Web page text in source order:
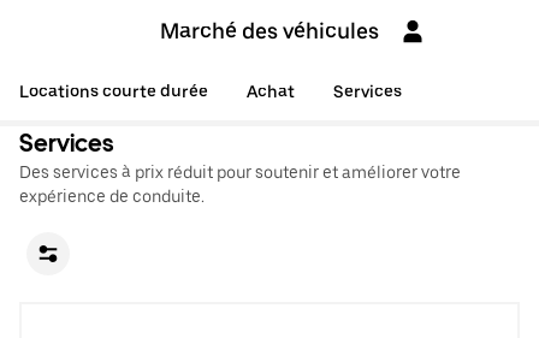
Marché des véhicules
Locations courte durée Achat Services
Services
Des services à prix réduit pour soutenir et améliorer votre
expérience de conduite.